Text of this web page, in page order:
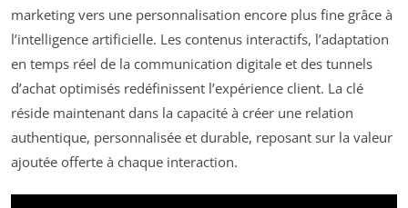
marketing vers une personnalisation encore plus fine grâce à
l’intelligence artificielle. Les contenus interactifs, l’adaptation
en temps réel de la communication digitale et des tunnels
d’achat optimisés redéfinissent l’expérience client. La clé
réside maintenant dans la capacité à créer une relation
authentique, personnalisée et durable, reposant sur la valeur
ajoutée offerte à chaque interaction.